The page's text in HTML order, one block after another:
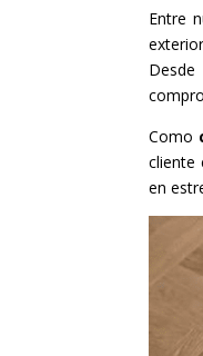
Entre
Como
cliente
en